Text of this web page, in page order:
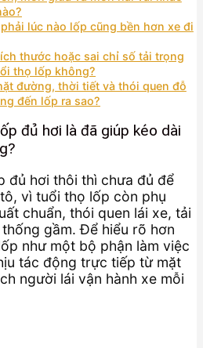
lúc nào lốp cũng bền hơn xe đi
thước hoặc sai chỉ số tải trọng
thọ lốp không?
đường, thời tiết và thói quen đỗ
đến lốp ra sao?
đủ hơi là đã giúp kéo dài
đủ hơi thôi thì chưa đủ để
vì tuổi thọ lốp còn phụ
chuẩn, thói quen lái xe, tải
gầm. Để hiểu rõ hơn
như một bộ phận làm việc
tác động trực tiếp từ mặt
người lái vận hành xe mỗi